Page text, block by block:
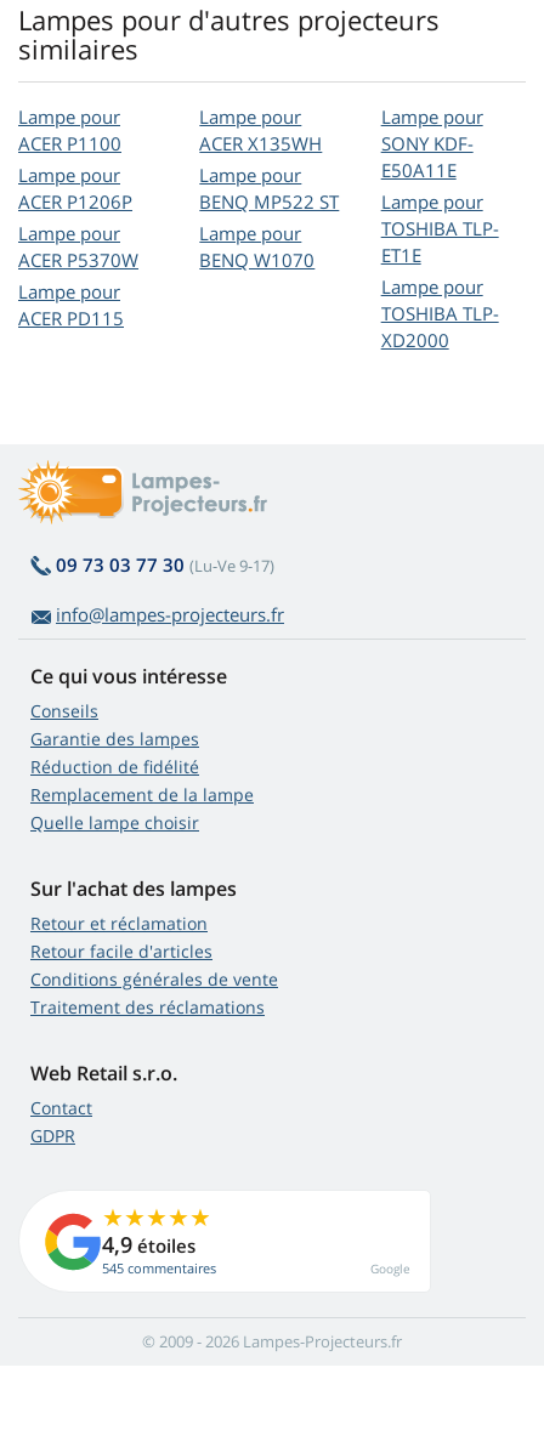
Lampes pour d'autres projecteurs
similaires
Lampe pour
ACER P1100
Lampe pour
ACER P1206P
Lampe pour
ACER P5370W
Lampe pour
ACER PD115
Lampe pour
ACER X135WH
Lampe pour
BENQ MP522 ST
Lampe pour
BENQ W1070
Lampe pour
SONY KDF-
E50A11E
Lampe pour
TOSHIBA TLP-
ET1E
Lampe pour
TOSHIBA TLP-
XD2000
09 73 03 77 30 (Lu-Ve 9-17)
info@lampes-projecteurs.fr
Ce qui vous intéresse
Conseils
Garantie des lampes
Réduction de fidélité
Remplacement de la lampe
Quelle lampe choisir
Sur l'achat des lampes
Retour et réclamation
Retour facile d'articles
Conditions générales de vente
Traitement des réclamations
Web Retail s.r.o.
Contact
GDPR
4,9 étoiles
545 commentaires Google
© 2009 - 2026 Lampes-Projecteurs.fr